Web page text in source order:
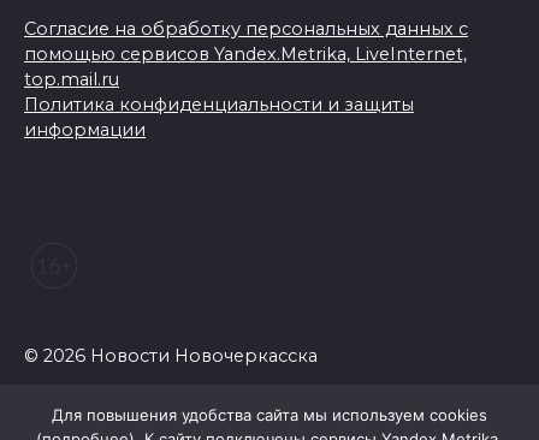
Согласие на обработку персональных данных с
помощью сервисов Yandex.Metrika, LiveInternet,
top.mail.ru
Политика конфиденциальности и защиты
информации
© 2026 Новости Новочеркасска
Для повышения удобства сайта мы используем cookies